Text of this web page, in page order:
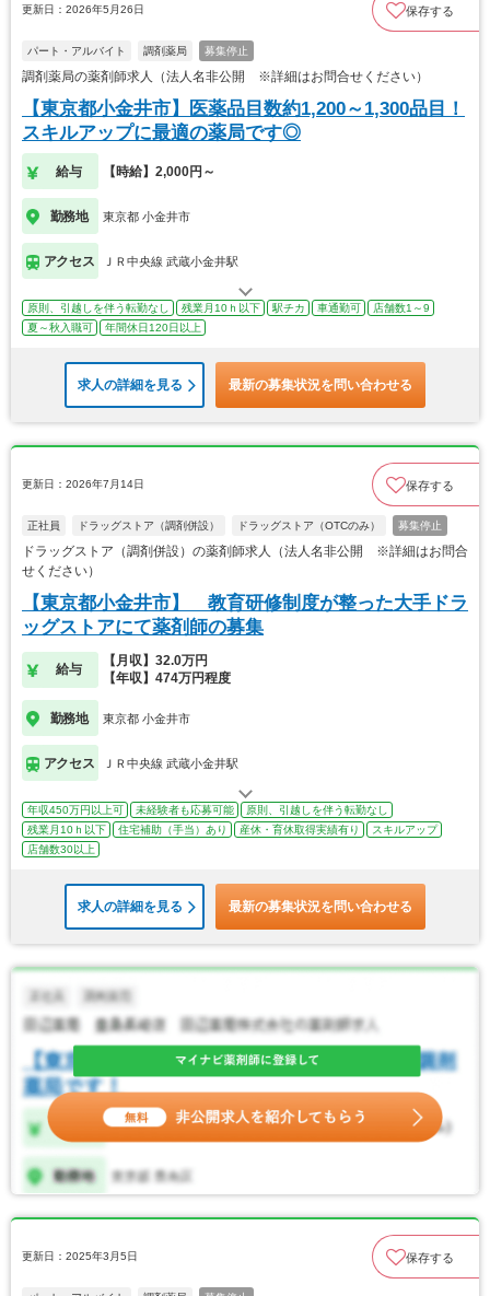
更新日：2026年5月26日 保存する
パート・アルバイト 調剤薬局 募集停止
調剤薬局の薬剤師求人（法人名非公開 ※詳細はお問合せください）
【東京都小金井市】医薬品目数約1,200～1,300品目！
スキルアップに最適の薬局です◎
給与 【時給】2,000円～
勤務地 東京都 小金井市
アクセス ＪＲ中央線 武蔵小金井駅
原則、引越しを伴う転勤なし 残業月10ｈ以下 駅チカ 車通勤可
店舗数1～9
夏～秋入職可
年間休日120日以上
求人の詳細を見る 最新の募集状況を問い合わせる
更新日：2026年7月14日 保存する
正社員 ドラッグストア（調剤併設） ドラッグストア（OTCのみ） 募集停止
ドラッグストア（調剤併設）の薬剤師求人（法人名非公開 ※詳細はお問合
せください）
【東京都小金井市】 教育研修制度が整った大手ドラ
ッグストアにて薬剤師の募集
給与
【月収】32.0万円
【年収】474万円程度
勤務地 東京都 小金井市
アクセス ＪＲ中央線 武蔵小金井駅
年収450万円以上可 未経験者も応募可能
原則、引越しを伴う転勤なし
残業月10ｈ以下
住宅補助（手当）あり 産休・育休取得実績有り
スキルアップ
店舗数30以上
求人の詳細を見る 最新の募集状況を問い合わせる
更新日：2025年3月5日 保存する